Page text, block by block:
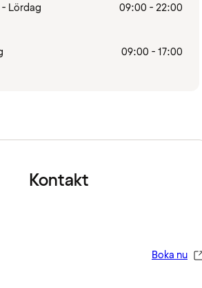
- Lördag 09:00 - 22:00
09:00 - 17:00
Kontakt
Boka nu